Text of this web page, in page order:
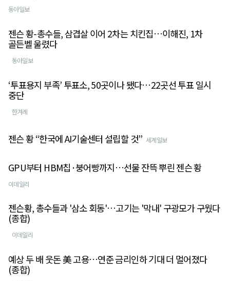
동아일보
젠슨 황-총수들, 삼겹살 이어 2차는 치킨집…이해진, 1차
골든벨 울렸다
동아일보
‘투표용지 부족’ 투표소, 50곳이나 됐다…22곳선 투표 일시
중단
한겨례
젠슨 황 “한국에 AI기술센터 설립할 것” 세계일보
GPU부터 HBM칩·붕어빵까지…선물 잔뜩 뿌린 젠슨 황
이데일리
젠슨황, 총수들과 '삼소 회동'…고기는 '막내' 구광모가 구웠다
(종합)
이데일리
예상 두 배 웃돈 美 고용…연준 금리인하 기대 더 멀어졌다
(종합)